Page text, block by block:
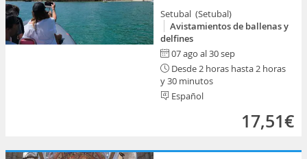
Setubal (Setubal)
Avistamientos de ballenas y
delfines
07 ago al 30 sep
Desde 2 horas hasta 2 horas
y 30 minutos
Español
17,51€